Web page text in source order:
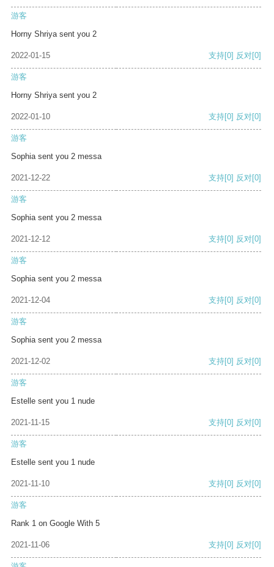
游客
Horny Shriya sent you 2
2022-01-15 支持[0] 反对[0]
游客
Horny Shriya sent you 2
2022-01-10 支持[0] 反对[0]
游客
Sophia sent you 2 messa
2021-12-22 支持[0] 反对[0]
游客
Sophia sent you 2 messa
2021-12-12 支持[0] 反对[0]
游客
Sophia sent you 2 messa
2021-12-04 支持[0] 反对[0]
游客
Sophia sent you 2 messa
2021-12-02 支持[0] 反对[0]
游客
Estelle sent you 1 nude
2021-11-15 支持[0] 反对[0]
游客
Estelle sent you 1 nude
2021-11-10 支持[0] 反对[0]
游客
Rank 1 on Google With 5
2021-11-06 支持[0] 反对[0]